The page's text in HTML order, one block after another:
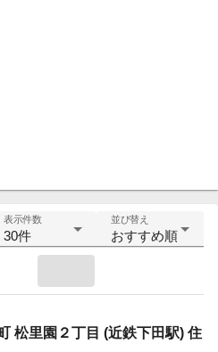
表示件数
30件
並び替え
おすすめ順
松里園２丁目 (近鉄下田駅) 住